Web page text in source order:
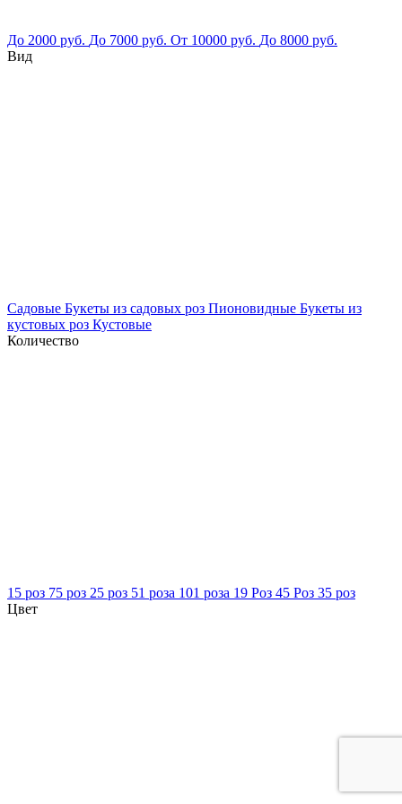
До 2000 руб. До 7000 руб. От 10000 руб. До 8000 руб.
Вид
Садовые Букеты из садовых роз Пионовидные Букеты из
кустовых роз Кустовые
Количество
15 роз 75 роз 25 роз 51 роза 101 роза 19 Роз 45 Роз 35 роз
Цвет